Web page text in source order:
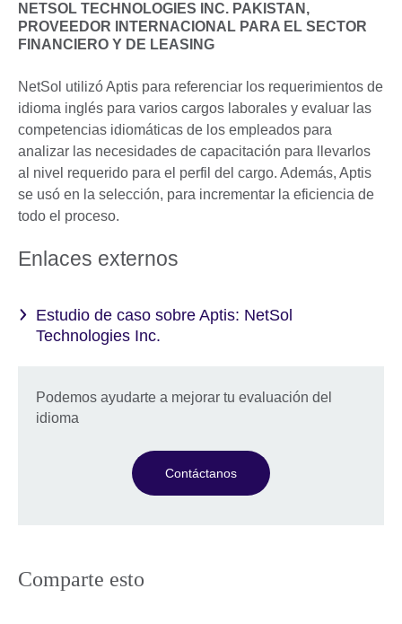
NETSOL TECHNOLOGIES INC. PAKISTAN,
PROVEEDOR INTERNACIONAL PARA EL SECTOR
FINANCIERO Y DE LEASING
NetSol utilizó Aptis para referenciar los requerimientos de
idioma inglés para varios cargos laborales y evaluar las
competencias idiomáticas de los empleados para
analizar las necesidades de capacitación para llevarlos
al nivel requerido para el perfil del cargo. Además, Aptis
se usó en la selección, para incrementar la eficiencia de
todo el proceso.
Enlaces externos
Estudio de caso sobre Aptis: NetSol
Technologies Inc.
Podemos ayudarte a mejorar tu evaluación del
idioma
Contáctanos
Comparte esto